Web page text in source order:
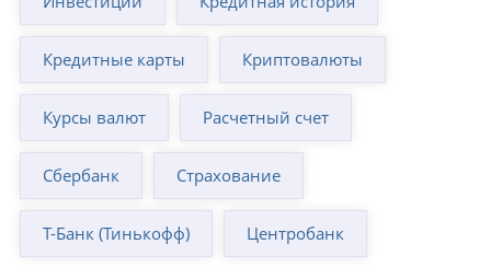
Кредитные карты Криптовалюты
Курсы валют Расчетный счет
Сбербанк Страхование
Т-Банк (Тинькофф) Центробанк